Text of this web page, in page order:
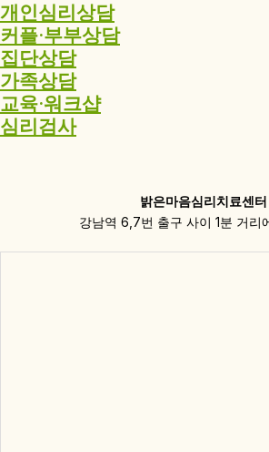
개인심리상담
커플·부부상담
집단상담
가족상담
교육·워크샵
심리검사
밝은마음심리치료센터
강남역 6,7번 출구 사이 1분 거리